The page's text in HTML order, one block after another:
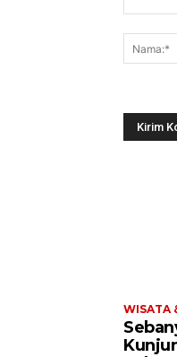
WISATA